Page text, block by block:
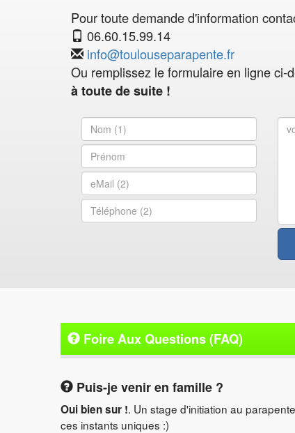
Pour toute demande d'information
06.60.15.99.14
info@toulouseparapente.fr
Ou remplissez le formulaire en ligne ci-
à toute de suite !
Foire Aux Questions (FAQ)
Puis-je venir en famille ?
Oui bien sur !. Un stage d'initiation au
ces instants uniques :)